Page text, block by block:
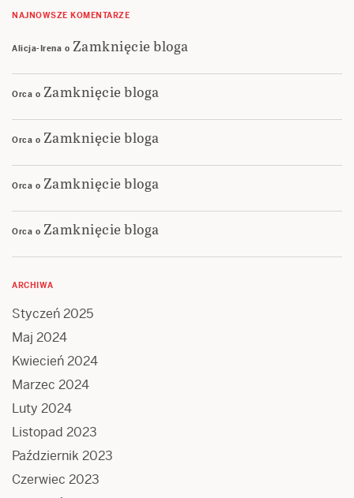
NAJNOWSZE KOMENTARZE
Alicja-Irena o Zamknięcie bloga
Orca o Zamknięcie bloga
Orca o Zamknięcie bloga
Orca o Zamknięcie bloga
Orca o Zamknięcie bloga
ARCHIWA
Styczeń 2025
Maj 2024
Kwiecień 2024
Marzec 2024
Luty 2024
Listopad 2023
Październik 2023
Czerwiec 2023